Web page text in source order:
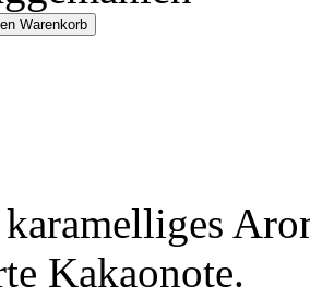
Warenkorb
karamelliges
Kakaonote.